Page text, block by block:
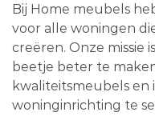
Bij Home meubels
voor alle woningen
creëren. Onze missie
beetje beter te
kwaliteitsmeubels en
woninginrichting te